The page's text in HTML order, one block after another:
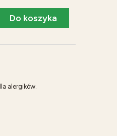
Do koszyka
alergików.